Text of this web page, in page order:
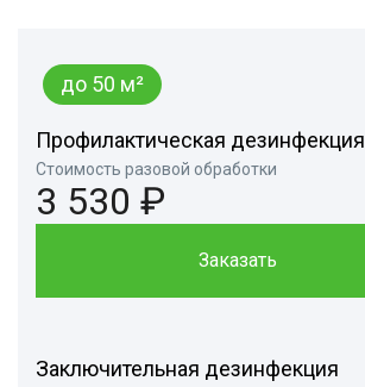
до 50 м²
Профилактическая дезинфекция
Стоимость разовой обработки
3 530 ₽
Заказать
Заключительная дезинфекция